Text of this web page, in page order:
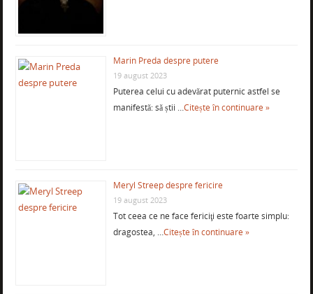
Marin Preda despre putere
19 august 2023
Puterea celui cu adevărat puternic astfel se
manifestă: să știi …Citește în continuare »
Meryl Streep despre fericire
19 august 2023
Tot ceea ce ne face fericiţi este foarte simplu:
dragostea, …Citește în continuare »